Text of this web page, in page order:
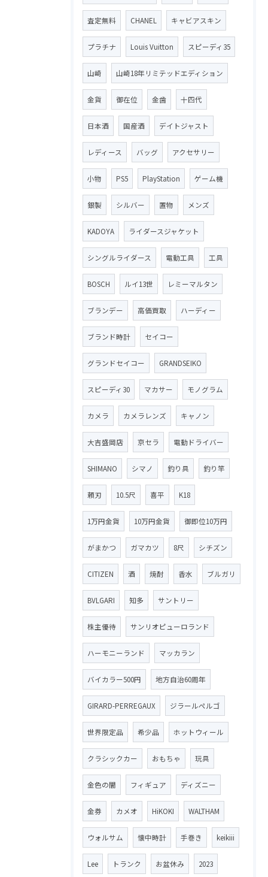
査定無料 CHANEL キャビアスキン
プラチナ Louis Vuitton スピーディ35
山崎 山崎18年リミテッドエディション
金貨 御在位 金歯 十四代
日本酒 国産酒 デイトジャスト
レディース バッグ アクセサリー
小物 PS5 PlayStation ゲーム機
銀製 シルバー 置物 メンズ
KADOYA ライダースジャケット
シングルライダース 電動工具 工具
BOSCH ルイ13世 レミーマルタン
ブランデー 高価買取 ハーディー
ブランド時計 セイコー
グランドセイコー GRANDSEIKO
スピーディ30 マカサー モノグラム
カメラ カメラレンズ キャノン
大吉盛岡店 京セラ 電動ドライバー
SHIMANO シマノ 釣り具 釣り竿
頼刃 10.5尺 喜平 K18
1万円金貨 10万円金貨 御即位10万円
がまかつ ガマカツ 8尺 シチズン
CITIZEN 酒 焼酎 香水 ブルガリ
BVLGARI 知多 サントリー
株主優待 サンリオピューロランド
ハーモニーランド マッカラン
バイカラー500円 地方自治60周年
GIRARD-PERREGAUX ジラールペルゴ
世界限定品 希少品 ホットウィール
クラシックカー おもちゃ 玩具
金色の闇 フィギュア ディズニー
金券 カメオ HiKOKI WALTHAM
ウォルサム 懐中時計 手巻き keikiii
Lee トランク お盆休み 2023